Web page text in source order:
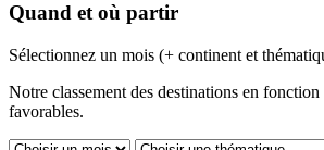
Quand et où partir
Sélectionnez un mois (+ continent et
Notre classement des destinations en
favorables.